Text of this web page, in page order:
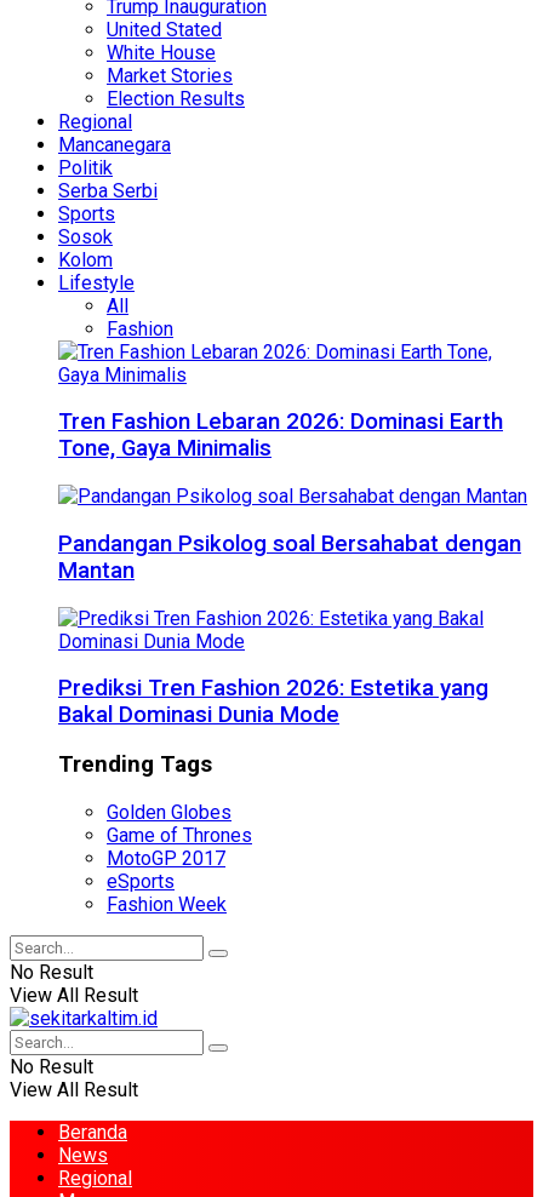
Trump Inauguration
United Stated
White House
Market Stories
Election Results
Regional
Mancanegara
Politik
Serba Serbi
Sports
Sosok
Kolom
Lifestyle
All
Fashion
Tren Fashion Lebaran 2026: Dominasi Earth
Tone, Gaya Minimalis
Pandangan Psikolog soal Bersahabat dengan
Mantan
Prediksi Tren Fashion 2026: Estetika yang
Bakal Dominasi Dunia Mode
Trending Tags
Golden Globes
Game of Thrones
MotoGP 2017
eSports
Fashion Week
No Result
View All Result
No Result
View All Result
Beranda
News
Regional